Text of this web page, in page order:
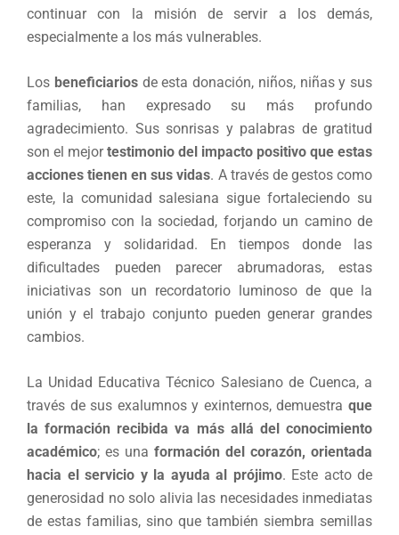
continuar con la misión de servir a los demás,
especialmente a los más vulnerables.
Los beneficiariosde esta donación, niños, niñas y sus
familias, han expresado su más profundo
agradecimiento. Sus sonrisas y palabras de gratitud
son el mejortestimonio del impacto positivo que estas
acciones tienen en sus vidas. A través de gestos como
este, la comunidad salesiana sigue fortaleciendo su
compromiso con la sociedad, forjando un camino de
esperanza y solidaridad. En tiempos donde las
dificultades pueden parecer abrumadoras, estas
iniciativas son un recordatorio luminoso de que la
unión y el trabajo conjunto pueden generar grandes
cambios.
La Unidad Educativa Técnico Salesiano de Cuenca, a
través de sus exalumnos y exinternos, demuestra que
la formación recibida va más allá del conocimiento
académico; es una formación del corazón, orientada
hacia el servicio y la ayuda al prójimo. Este acto de
generosidad no solo alivia las necesidades inmediatas
de estas familias, sino que también siembra semillas